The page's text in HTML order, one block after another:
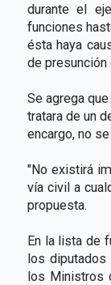
durante el
funciones
ésta haya
de presunción
Se agrega
tratara de un
encargo, no
"No existirá
vía civil a
propuesta.
En la lista de
los diputados
los Ministros